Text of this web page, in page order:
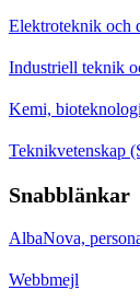
Elektroteknik och
Industriell teknik
Kemi,
Teknikvetenskap
Snabblänkar
AlbaNova,
Webbmejl